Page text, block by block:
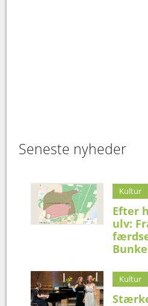
Seneste nyheder
Kultur
Efter
ulv:
Kultur